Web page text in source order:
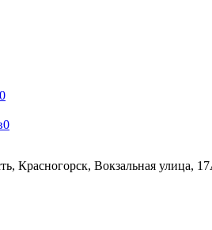
0
0
Красногорск, Вокзальная улица,